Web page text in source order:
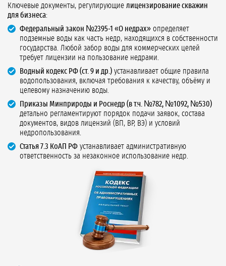
Ключевые документы, регулирующие лицензирование скважин
для бизнеса:
Федеральный закон №2395-1 «О недрах» определяет
подземные воды как часть недр, находящихся в собственности
государства. Любой забор воды для коммерческих целей
требует лицензии на пользование недрами.
Водный кодекс РФ (ст. 9 и др.) устанавливает общие правила
водопользования, включая требования к качеству, объёму и
целевому назначению воды.
Приказы Минприроды и Роснедр (в т.ч. №782, №1092, №530)
детально регламентируют порядок подачи заявок, состава
документов, видов лицензий (ВП, ВР, ВЭ) и условий
недропользования.
Статья 7.3 КоАП РФ устанавливает административную
ответственность за незаконное использование недр.